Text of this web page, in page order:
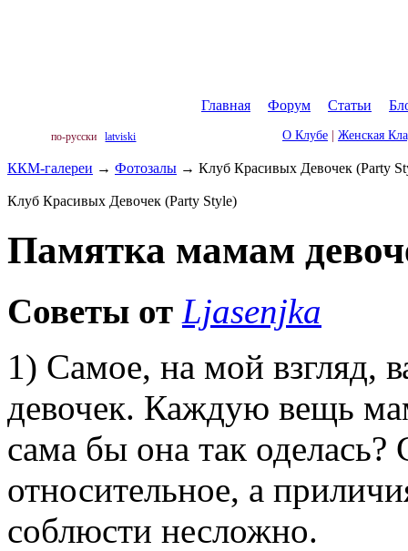
Главная Форум Статьи
по-русски latviski О Клубе Женская
ККМ-галереи → Фотозалы → Клуб Красивых Девочек (Party
Клуб Красивых Девочек (Party Style)
Памятка мамам
Советы от Ljasenjka
1) Самое, на мой взгляд,
девочек. Каждую вещь
сама бы она так
относительное, а
соблюсти несложно.